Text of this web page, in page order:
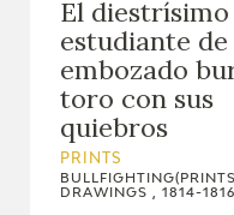
El diestrísimo
estudiante de
embozado
toro con sus
quiebros
PRINTS
DRAWINGS , 1814-